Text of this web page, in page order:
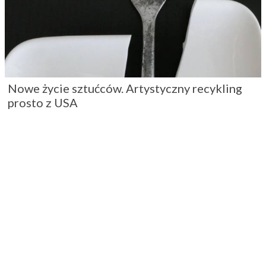
Nowe życie sztućców. Artystyczny recykling
prosto z USA